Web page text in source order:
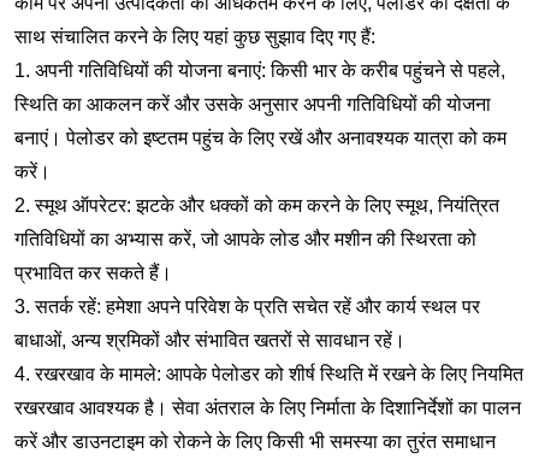
साथ संचालित करने के लिए यहां कुछ सुझाव दिए गए हैं:
1. अपनी गतिविधियों की योजना बनाएं: किसी भार के करीब पहुंचने से पहले,
स्थिति का आकलन करें और उसके अनुसार अपनी गतिविधियों की योजना
बनाएं। पेलोडर को इष्टतम पहुंच के लिए रखें और अनावश्यक यात्रा को कम
करें।
2. स्मूथ ऑपरेटर: झटके और धक्कों को कम करने के लिए स्मूथ, नियंत्रित
गतिविधियों का अभ्यास करें, जो आपके लोड और मशीन की स्थिरता को
प्रभावित कर सकते हैं।
3. सतर्क रहें: हमेशा अपने परिवेश के प्रति सचेत रहें और कार्य स्थल पर
बाधाओं, अन्य श्रमिकों और संभावित खतरों से सावधान रहें।
4. रखरखाव के मामले: आपके पेलोडर को शीर्ष स्थिति में रखने के लिए नियमित
रखरखाव आवश्यक है। सेवा अंतराल के लिए निर्माता के दिशानिर्देशों का पालन
करें और डाउनटाइम को रोकने के लिए किसी भी समस्या का तुरंत समाधान